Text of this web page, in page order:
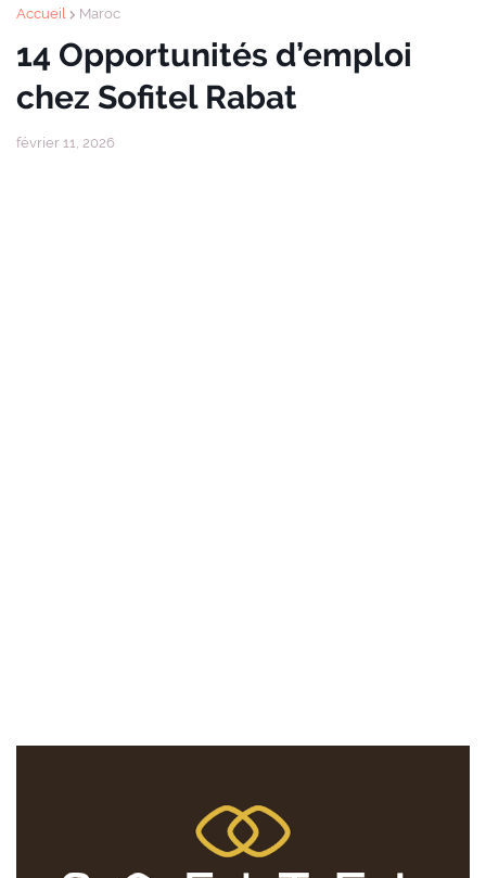
Accueil Maroc
14 Opportunités d’emploi
chez Sofitel Rabat
février 11, 2026